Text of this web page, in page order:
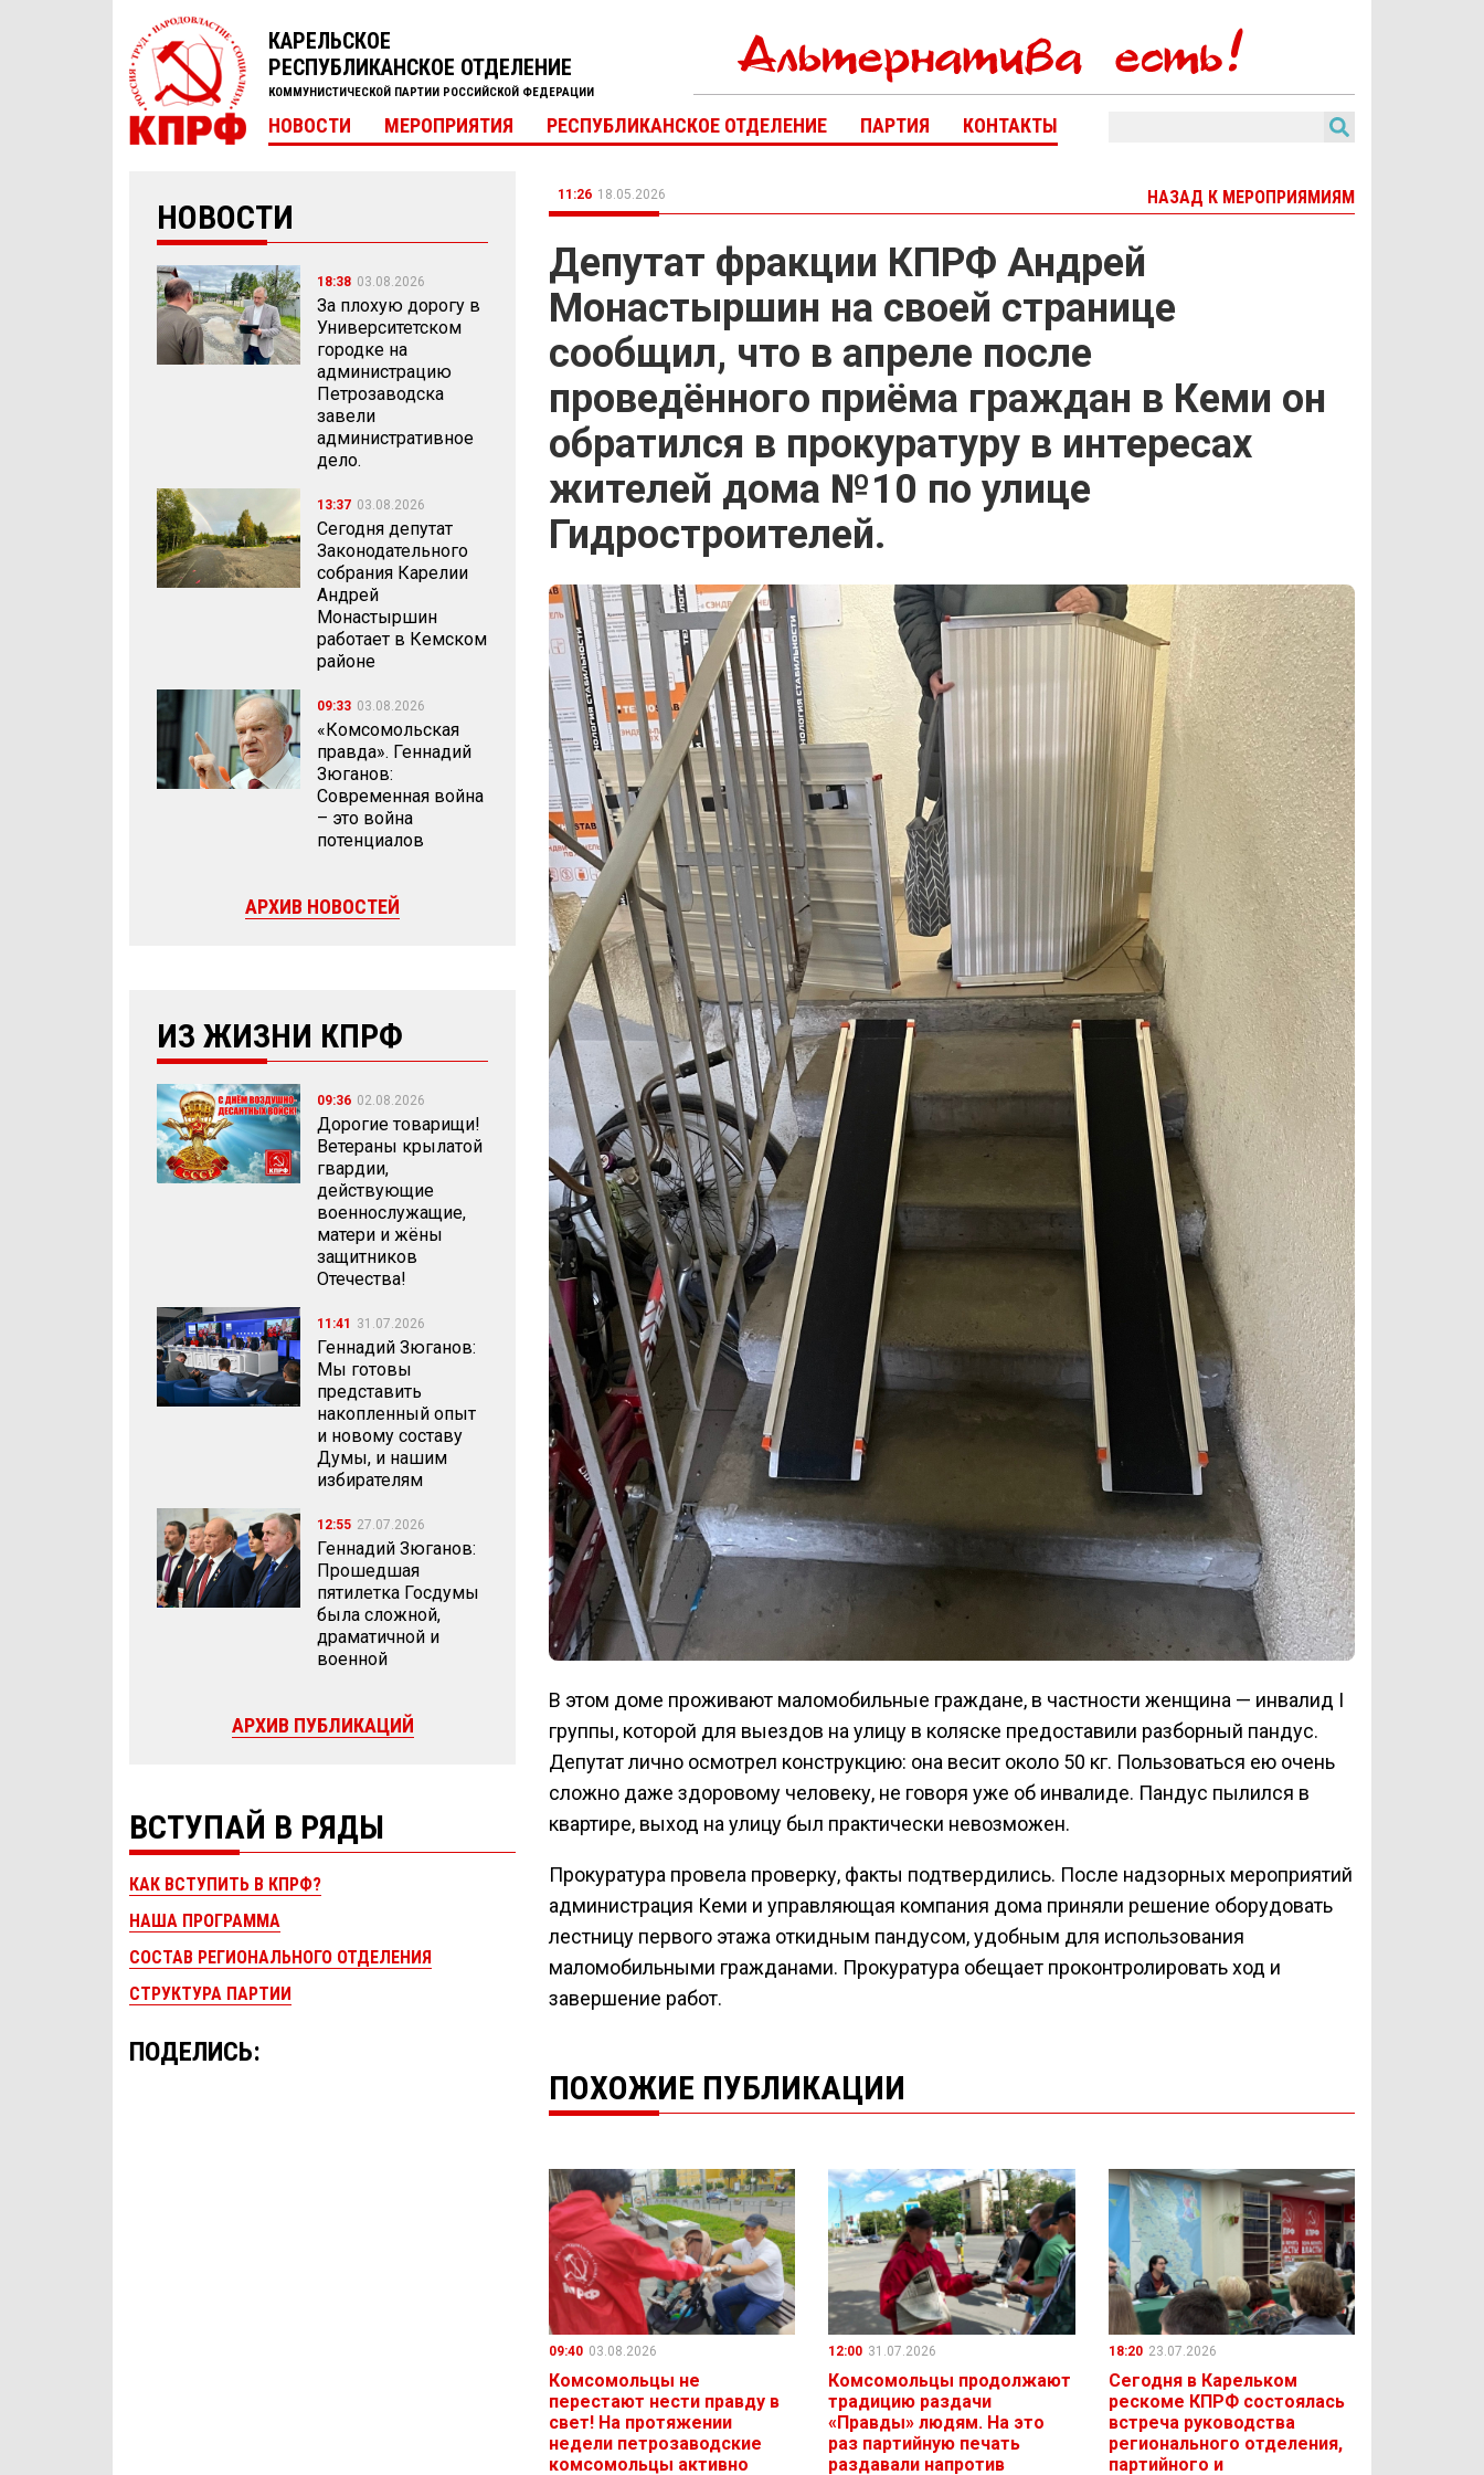
КАРЕЛЬСКОЕ
РЕСПУБЛИКАНСКОЕ ОТДЕЛЕНИЕ
КОММУНИСТИЧЕСКОЙ ПАРТИИ РОССИЙСКОЙ ФЕДЕРАЦИИ
НОВОСТИ МЕРОПРИЯТИЯ РЕСПУБЛИКАНСКОЕ ОТДЕЛЕНИЕ ПАРТИЯ КОНТАКТЫ
НОВОСТИ
18:38 03.08.2026
За плохую дорогу в
Университетском
городке на
администрацию
Петрозаводска
завели
административное
дело.
13:37 03.08.2026
Сегодня депутат
Законодательного
собрания Карелии
Андрей
Монастыршин
работает в Кемском
районе
09:33 03.08.2026
«Комсомольская
правда». Геннадий
Зюганов:
Современная война
– это война
потенциалов
АРХИВ НОВОСТЕЙ
ИЗ ЖИЗНИ КПРФ
09:36 02.08.2026
Дорогие товарищи!
Ветераны крылатой
гвардии,
действующие
военнослужащие,
матери и жёны
защитников
Отечества!
11:41 31.07.2026
Геннадий Зюганов:
Мы готовы
представить
накопленный опыт
и новому составу
Думы, и нашим
избирателям
12:55 27.07.2026
Геннадий Зюганов:
Прошедшая
пятилетка Госдумы
была сложной,
драматичной и
военной
АРХИВ ПУБЛИКАЦИЙ
ВСТУПАЙ В РЯДЫ
КАК ВСТУПИТЬ В КПРФ?
НАША ПРОГРАММА
СОСТАВ РЕГИОНАЛЬНОГО ОТДЕЛЕНИЯ
СТРУКТУРА ПАРТИИ
ПОДЕЛИСЬ:
11:26 18.05.2026 НАЗАД К МЕРОПРИЯМИЯМ
Депутат фракции КПРФ Андрей
Монастыршин на своей странице
сообщил, что в апреле после
проведённого приёма граждан в Кеми он
обратился в прокуратуру в интересах
жителей дома №10 по улице
Гидростроителей.
В этом доме проживают маломобильные граждане, в частности женщина — инвалид I
группы, которой для выездов на улицу в коляске предоставили разборный пандус.
Депутат лично осмотрел конструкцию: она весит около 50 кг. Пользоваться ею очень
сложно даже здоровому человеку, не говоря уже об инвалиде. Пандус пылился в
квартире, выход на улицу был практически невозможен.
Прокуратура провела проверку, факты подтвердились. После надзорных мероприятий
администрация Кеми и управляющая компания дома приняли решение оборудовать
лестницу первого этажа откидным пандусом, удобным для использования
маломобильными гражданами. Прокуратура обещает проконтролировать ход и
завершение работ.
ПОХОЖИЕ ПУБЛИКАЦИИ
09:40 03.08.2026
Комсомольцы не
перестают нести правду в
свет! На протяжении
недели петрозаводские
комсомольцы активно
12:00 31.07.2026
Комсомольцы продолжают
традицию раздачи
«Правды» людям. На это
раз партийную печать
раздавали напротив
18:20 23.07.2026
Сегодня в Карельком
рескоме КПРФ состоялась
встреча руководства
регионального отделения,
партийного и